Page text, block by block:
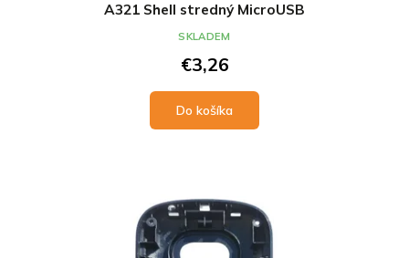
A321 Shell stredný MicroUSB
€3,26
Do košíka
SKLADEM